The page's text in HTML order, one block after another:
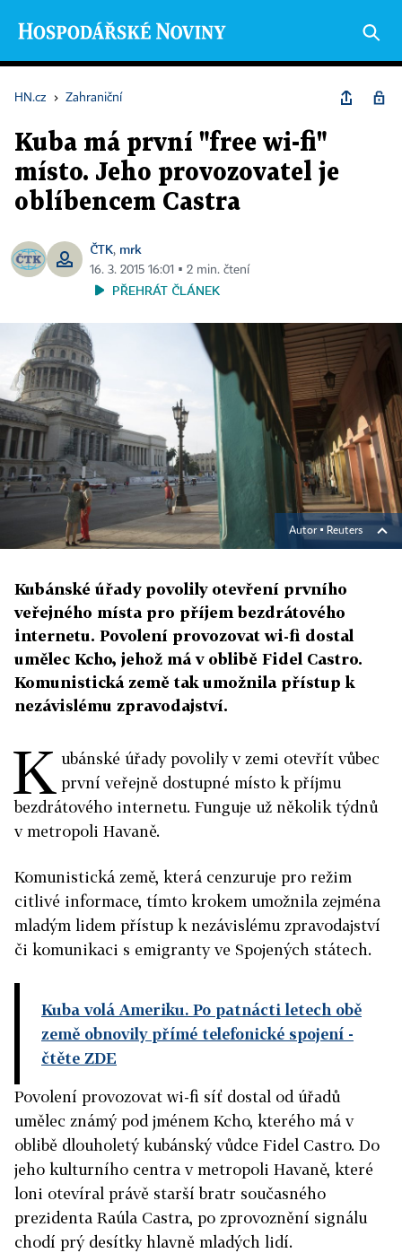
HN.cz › Zahraniční
Kuba má první "free wi-fi"
místo. Jeho provozovatel je
oblíbencem Castra
ČTK, mrk
16. 3. 2015 16:01 ▪ 2 min. čtení
PŘEHRÁT ČLÁNEK
Autor ▪ Reuters
Kubánské úřady povolily otevření prvního
veřejného místa pro příjem bezdrátového
internetu. Povolení provozovat wi-fi dostal
umělec Kcho, jehož má v oblibě Fidel Castro.
Komunistická země tak umožnila přístup k
nezávislému zpravodajství.
K ubánské úřady povolily v zemi otevřít vůbec
první veřejně dostupné místo k příjmu
bezdrátového internetu. Funguje už několik týdnů
v metropoli Havaně.
Komunistická země, která cenzuruje pro režim
citlivé informace, tímto krokem umožnila zejména
mladým lidem přístup k nezávislému zpravodajství
či komunikaci s emigranty ve Spojených státech.
Kuba volá Ameriku. Po patnácti letech obě
země obnovily přímé telefonické spojení -
čtěte ZDE
Povolení provozovat wi-fi síť dostal od úřadů
umělec známý pod jménem Kcho, kterého má v
oblibě dlouholetý kubánský vůdce Fidel Castro. Do
jeho kulturního centra v metropoli Havaně, které
loni otevíral právě starší bratr současného
prezidenta Raúla Castra, po zprovoznění signálu
chodí prý desítky hlavně mladých lidí.